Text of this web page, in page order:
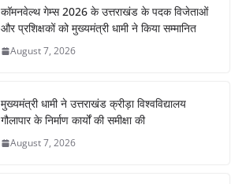
कॉमनवेल्थ गेम्स 2026 के उत्तराखंड के पदक विजेताओं
और प्रशिक्षकों को मुख्यमंत्री धामी ने किया सम्मानित
August 7, 2026
मुख्यमंत्री धामी ने उत्तराखंड क्रीड़ा विश्वविद्यालय
गौलापार के निर्माण कार्यों की समीक्षा की
August 7, 2026